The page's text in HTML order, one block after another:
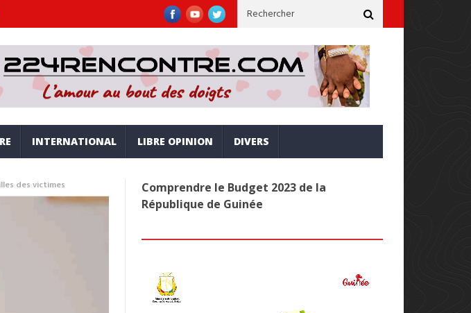
promet une gouvernance moderne, inclusive et alignée sur la vision Simandou 2040
INTERNATIONAL LIBRE OPINION DIVERS
des victimes
Comprendre le Budget 2023 de la
République de Guinée